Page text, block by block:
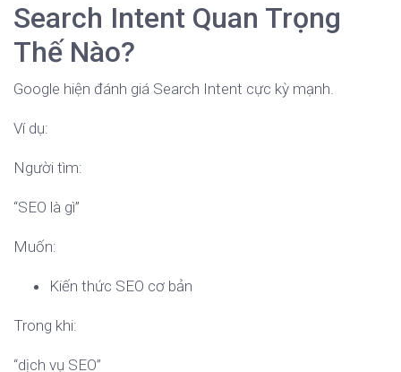
Search Intent Quan Trọng
Thế Nào?
Google hiện đánh giá Search Intent cực kỳ mạnh.
Ví dụ:
Người tìm:
“SEO là gì”
Muốn:
Kiến thức SEO cơ bản
Trong khi:
“dịch vụ SEO”